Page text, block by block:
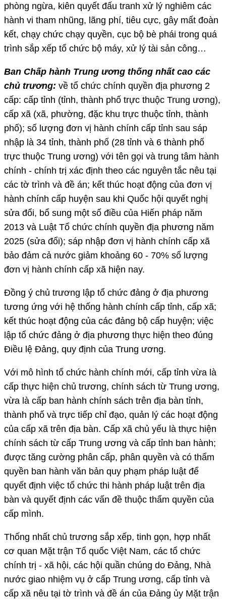
phòng ngừa, kiên quyết đấu tranh xử lý nghiêm các
hành vi tham nhũng, lãng phí, tiêu cực, gây mất đoàn
kết, chạy chức chạy quyền, cục bộ bè phái trong quá
trình sắp xếp tổ chức bộ máy, xử lý tài sản công…
Ban Chấp hành Trung ương thống nhất cao các
chủ trương: về tổ chức chính quyền địa phương 2
cấp: cấp tỉnh (tỉnh, thành phố trực thuộc Trung ương),
cấp xã (xã, phường, đặc khu trực thuộc tỉnh, thành
phố); số lượng đơn vị hành chính cấp tỉnh sau sáp
nhập là 34 tỉnh, thành phố (28 tỉnh và 6 thành phố
trực thuộc Trung ương) với tên gọi và trung tâm hành
chính - chính trị xác định theo các nguyên tắc nêu tại
các tờ trình và đề án; kết thúc hoạt động của đơn vị
hành chính cấp huyện sau khi Quốc hội quyết nghị
sửa đổi, bổ sung một số điều của Hiến pháp năm
2013 và Luật Tổ chức chính quyền địa phương năm
2025 (sửa đổi); sáp nhập đơn vị hành chính cấp xã
bảo đảm cả nước giảm khoảng 60 - 70% số lượng
đơn vị hành chính cấp xã hiện nay.
Đồng ý chủ trương lập tổ chức đảng ở địa phương
tương ứng với hệ thống hành chính cấp tỉnh, cấp xã;
kết thúc hoạt động của các đảng bộ cấp huyện; việc
lập tổ chức đảng ở địa phương thực hiện theo đúng
Điều lệ Đảng, quy định của Trung ương.
Với mô hình tổ chức hành chính mới, cấp tỉnh vừa là
cấp thực hiện chủ trương, chính sách từ Trung ương,
vừa là cấp ban hành chính sách trên địa bàn tỉnh,
thành phố và trực tiếp chỉ đạo, quản lý các hoạt động
của cấp xã trên địa bàn. Cấp xã chủ yếu là thực hiện
chính sách từ cấp Trung ương và cấp tỉnh ban hành;
được tăng cường phân cấp, phân quyền và có thẩm
quyền ban hành văn bản quy phạm pháp luật để
quyết định việc tổ chức thi hành pháp luật trên địa
bàn và quyết định các vấn đề thuộc thẩm quyền của
cấp mình.
Thống nhất chủ trương sắp xếp, tinh gọn, hợp nhất
cơ quan Mặt trận Tổ quốc Việt Nam, các tổ chức
chính trị - xã hội, các hội quần chúng do Đảng, Nhà
nước giao nhiệm vụ ở cấp Trung ương, cấp tỉnh và
cấp xã nêu tại tờ trình và đề án của Đảng ủy Mặt trận